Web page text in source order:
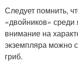
Следует помнить,
«двойников» среди
внимание на
экземпляра можно
гриб.